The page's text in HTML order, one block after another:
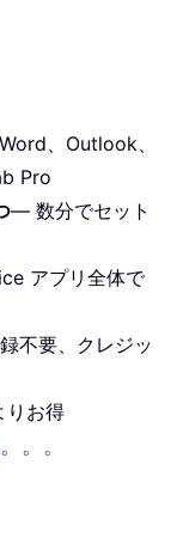
、Outlook、
Pro
— 数分でセット
アプリ全体で
不要、クレジッ
お得
。。